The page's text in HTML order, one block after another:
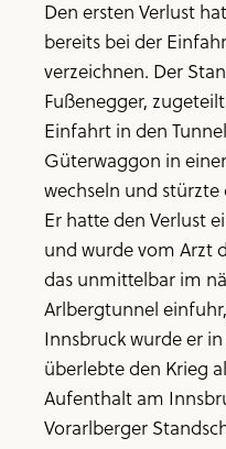
Den ersten Verlust
bereits bei der
verzeichnen. Der
Fußenegger,
Einfahrt in den
Güterwaggon in
wechseln und
Er hatte den Verlust
und wurde vom Arzt
das unmittelbar im
Arlbergtunnel
Innsbruck wurde er
überlebte den Krieg
Aufenthalt am
Vorarlberger